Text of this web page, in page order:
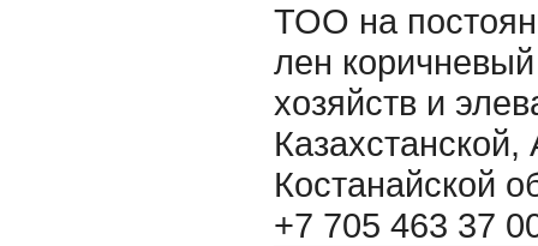
ТОО на
лен
хозяйств и
Костанайской
+7 705 463 37